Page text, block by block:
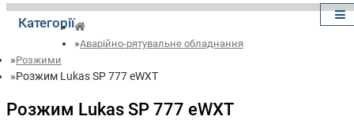
Категорії
Аварійно-рятувальне обладнання
Розжими
Розжим Lukas SP 777 eWXT
Розжим Lukas SP 777 eWXT